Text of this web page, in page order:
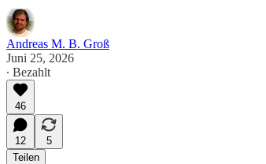
Andreas M. B. Groß
Juni 25, 2026
∙ Bezahlt
46
12
5
Teilen